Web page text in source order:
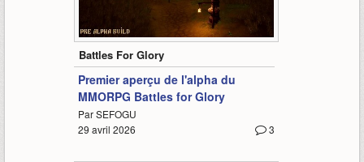
1:00
Battles For Glory
Premier aperçu de l'alpha du
MMORPG Battles for Glory
Par SEFOGU
3
29 avril 2026